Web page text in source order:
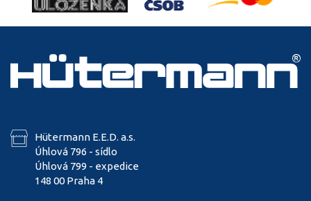
Hütermann E.E.D. a.s.
Úhlová 796 - sídlo
Úhlová 799 - expedice
148 00 Praha 4